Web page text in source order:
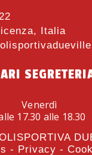
Italia
Venerdì
17.30 alle 18.30
- Privacy -